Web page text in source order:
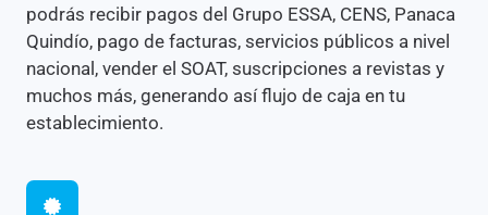
podrás recibir pagos del Grupo ESSA, CENS, Panaca
Quindío, pago de facturas, servicios públicos a nivel
nacional, vender el SOAT, suscripciones a revistas y
muchos más, generando así flujo de caja en tu
establecimiento.